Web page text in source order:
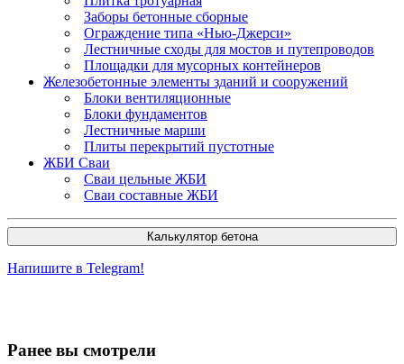
Заборы бетонные сборные
Ограждение типа «Нью-Джерси»
Лестничные сходы для мостов и путепроводов
Площадки для мусорных контейнеров
Железобетонные элементы зданий и сооружений
Блоки вентиляционные
Блоки фундаментов
Лестничные марши
Плиты перекрытий пустотные
ЖБИ Сваи
Сваи цельные ЖБИ
Сваи составные ЖБИ
Калькулятор бетона
Напишите в Telegram!
Ранее вы смотрели